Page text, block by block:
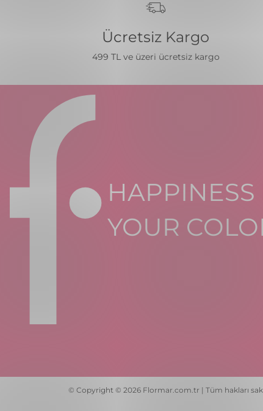
Ücretsiz Kargo
499 TL ve üzeri ücretsiz kargo
HAPPINESS
YOUR
© Copyright © 2026 Flormar.com.tr | Tüm hakları